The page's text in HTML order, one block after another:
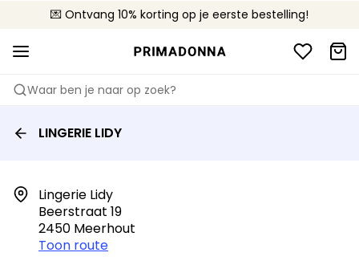
💌 Ontvang 10% korting op je eerste bestelling!
🚚 Gratis bezorging boven €90
📦 Gratis retourneren
Waar ben je naar op zoek?
LINGERIE LIDY
Lingerie Lidy
Beerstraat 19
2450 Meerhout
Toon route